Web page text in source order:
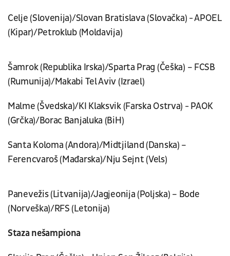
Celje (Slovenija)/Slovan Bratislava (Slovačka) - APOEL
(Kipar)/Petroklub (Moldavija)
Šamrok (Republika Irska)/Sparta Prag (Češka) – FCSB
(Rumunija)/Makabi Tel Aviv (Izrael)
Malme (Švedska)/KI Klaksvik (Farska Ostrva) - PAOK
(Grčka)/Borac Banjaluka (BiH)
Santa Koloma (Andora)/Midtjiland (Danska) –
Ferencvaroš (Mađarska)/Nju Sejnt (Vels)
Panevežis (Litvanija)/Jagjeonija (Poljska) – Bode
(Norveška)/RFS (Letonija)
Staza nešampiona